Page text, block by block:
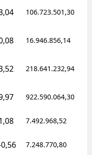
106.723.501,30
16.946.856,14
218.641.232,94
922.590.064,30
7.492.968,52
7.248.770,80